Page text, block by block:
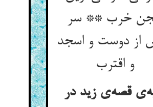
خرب ** سر
از دوست و اسجد
و اقترب‌‌
قصه‌‌ی زید در